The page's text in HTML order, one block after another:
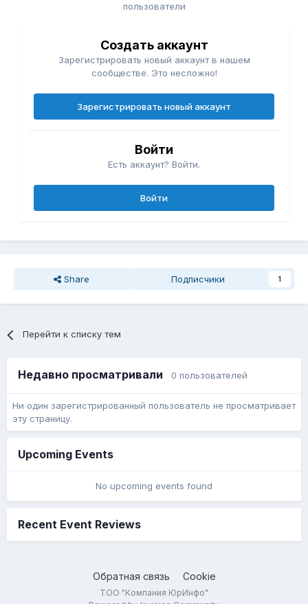
пользователи
Создать аккаунт
Зарегистрировать новый аккаунт в нашем
сообществе. Это несложно!
Зарегистрировать новый аккаунт
Войти
Есть аккаунт? Войти.
Войти
Share Подписчики 1
Перейти к списку тем
Недавно просматривали 0 пользователей
Ни один зарегистрированный пользователь не просматривает
эту страницу.
Upcoming Events
No upcoming events found
Recent Event Reviews
Обратная связь Cookie
ТОО "Компания ЮрИнфо"